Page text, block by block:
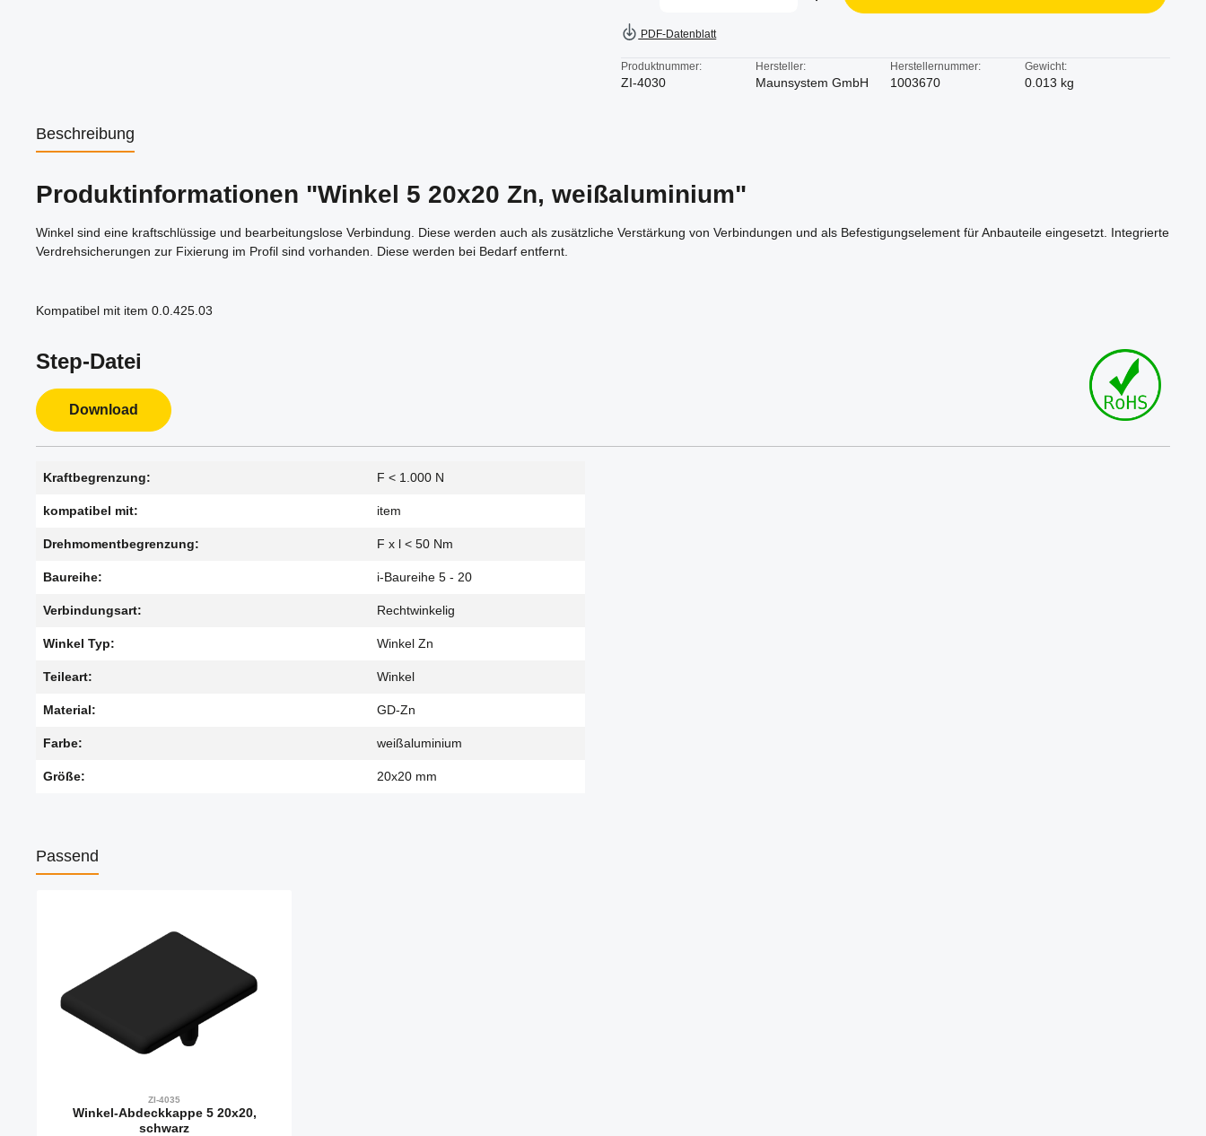
PDF-Datenblatt
Produktnummer:
ZI-4030
Hersteller:
Maunsystem GmbH
Herstellernummer:
1003670
Gewicht:
0.013 kg
Beschreibung
Produktinformationen "Winkel 5 20x20 Zn, weißaluminium"
Winkel sind eine kraftschlüssige und bearbeitungslose Verbindung. Diese werden auch als zusätzliche Verstärkung von Verbindungen und als Befestigungselement für Anbauteile eingesetzt. Integrierte
Verdrehsicherungen zur Fixierung im Profil sind vorhanden. Diese werden bei Bedarf entfernt.
Kompatibel mit item 0.0.425.03
Step-Datei
Download
Kraftbegrenzung: F < 1.000 N
kompatibel mit: item
Drehmomentbegrenzung: F x l < 50 Nm
Baureihe: i-Baureihe 5 - 20
Verbindungsart: Rechtwinkelig
Winkel Typ: Winkel Zn
Teileart: Winkel
Material: GD-Zn
Farbe: weißaluminium
Größe: 20x20 mm
Passend
ZI-4035
Winkel-Abdeckkappe 5 20x20,
schwarz